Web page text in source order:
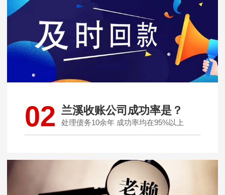
02 兰溪收账公司成功率是？
处理债务10余年 成功率均在95%以上